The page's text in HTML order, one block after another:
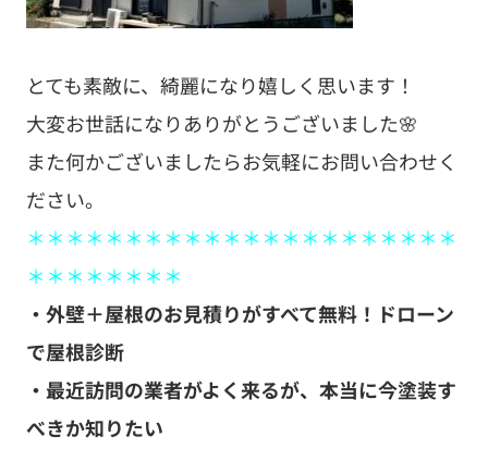
とても素敵に、綺麗になり嬉しく思います！
大変お世話になりありがとうございました🌸
また何かございましたらお気軽にお問い合わせく
ださい。
＊＊＊＊＊＊＊＊＊＊＊＊＊＊＊＊＊＊＊＊＊＊
＊＊＊＊＊＊＊＊
・外壁＋屋根のお見積りがすべて無料！ドローン
で屋根診断
・最近訪問の業者がよく来るが、本当に今塗装す
べきか知りたい